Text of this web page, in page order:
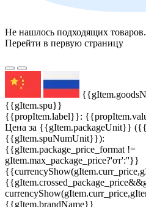
Не нашлось подходящих товаров.
Перейти в первую страницу
{{gItem.spu}}
{{propItem.label}}:
Цена за {{gItem.packageUnit}}
{{gItem.spuNumUnit}}):
{{gItem.package_price_format !=
gItem.max_package_price?'от':''}}
{{gItem.brandName}}